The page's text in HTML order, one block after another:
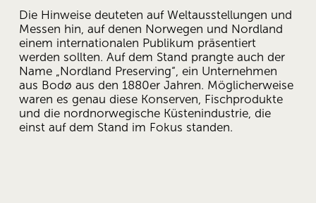
Die Hinweise deuteten auf Weltausstellungen und
Messen hin, auf denen Norwegen und Nordland
einem internationalen Publikum präsentiert
werden sollten. Auf dem Stand prangte auch der
Name „Nordland Preserving“, ein Unternehmen
aus Bodø aus den 1880er Jahren. Möglicherweise
waren es genau diese Konserven, Fischprodukte
und die nordnorwegische Küstenindustrie, die
einst auf dem Stand im Fokus standen.